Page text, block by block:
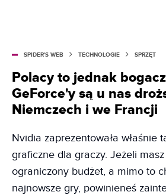
SPIDER'S WEB TECHNOLOGIE SPRZĘT
Polacy to jednak
GeForce'y są u nas
Niemczech i we Francji
Nvidia zaprezentowała właśnie
graficzne dla graczy. Jeżeli
ograniczony budżet, a mimo to
najnowsze gry, powinieneś